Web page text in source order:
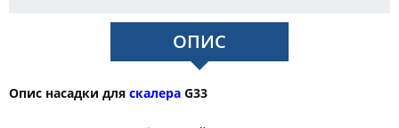
ОПИС
Опис насадки для скалера G33